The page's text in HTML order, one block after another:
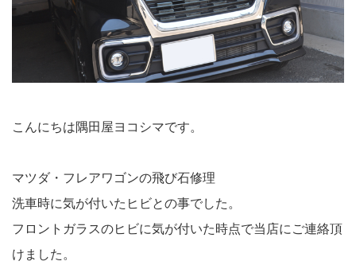
こんにちは隅田屋ヨコシマです。
マツダ・フレアワゴンの飛び石修理
洗車時に気が付いたヒビとの事でした。
フロントガラスのヒビに気が付いた時点で当店にご連絡頂
けました。